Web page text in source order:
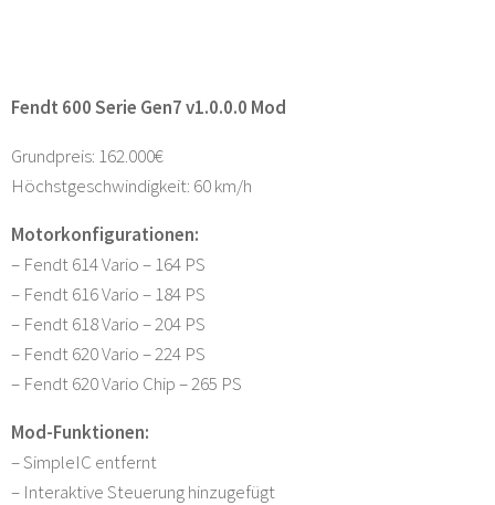
Fendt 600 Serie Gen7 v1.0.0.0 Mod
Grundpreis: 162.000€
Höchstgeschwindigkeit: 60 km/h
Motorkonfigurationen:
– Fendt 614 Vario – 164 PS
– Fendt 616 Vario – 184 PS
– Fendt 618 Vario – 204 PS
– Fendt 620 Vario – 224 PS
– Fendt 620 Vario Chip – 265 PS
Mod-Funktionen:
– SimpleIC entfernt
– Interaktive Steuerung hinzugefügt